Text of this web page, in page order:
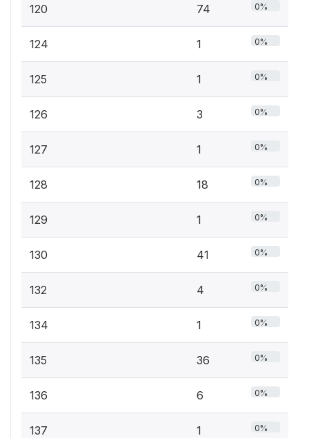
120 74 0%
124 1 0%
125 1 0%
126 3 0%
127 1 0%
128 18 0%
129 1 0%
130 41 0%
132 4 0%
134 1 0%
135 36 0%
136 6 0%
137 1 0%